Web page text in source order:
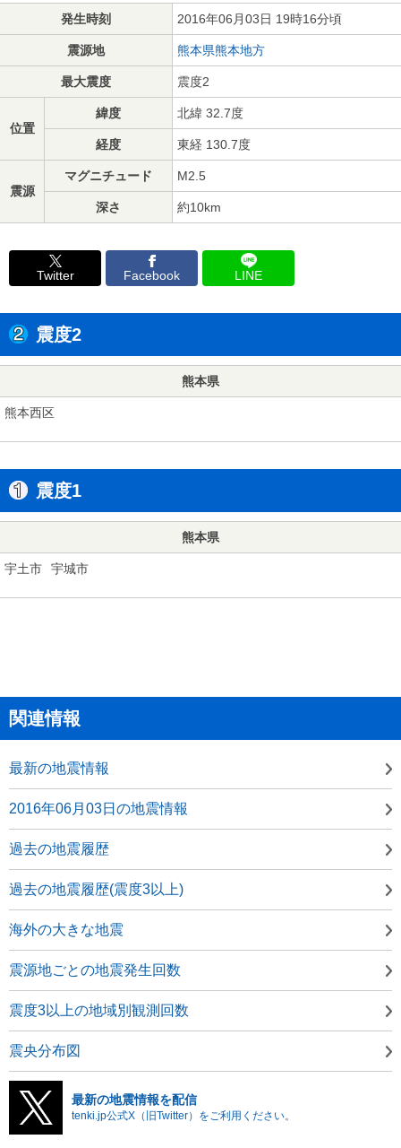
発生時刻 2016年06月03日 19時16分頃
震源地 熊本県熊本地方
最大震度 震度2
位置
緯度 北緯 32.7度
経度 東経 130.7度
震源
マグニチュード M2.5
深さ 約10km
Twitter Facebook LINE
震度2
熊本県
熊本西区
震度1
熊本県
宇土市 宇城市
関連情報
最新の地震情報
2016年06月03日の地震情報
過去の地震履歴
過去の地震履歴(震度3以上)
海外の大きな地震
震源地ごとの地震発生回数
震度3以上の地域別観測回数
震央分布図
最新の地震情報を配信
tenki.jp公式X（旧Twitter）をご利用ください。